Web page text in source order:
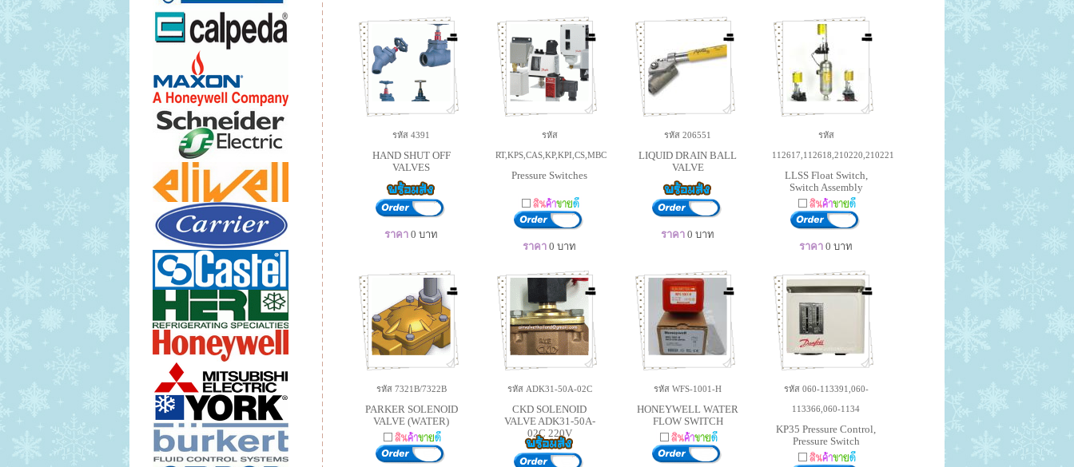
รหัส 4391
HAND SHUT OFF
VALVES
ราคา 0 บาท
รหัส
RT,KPS,CAS,KP,KPI,CS,MBC
Pressure Switches
ราคา 0 บาท
รหัส 206551
LIQUID DRAIN BALL
VALVE
ราคา 0 บาท
รหัส
112617,112618,210220,210221
LLSS Float Switch,
Switch Assembly
ราคา 0 บาท
รหัส 7321B/7322B
PARKER SOLENOID
VALVE (WATER)
รหัส ADK31-50A-02C
CKD SOLENOID
VALVE ADK31-50A-
02C 220V
รหัส WFS-1001-H
HONEYWELL WATER
FLOW SWITCH
รหัส 060-113391,060-
113366,060-1134
KP35 Pressure Control,
Pressure Switch